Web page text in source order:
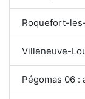
Roquefort-
Villeneuve-
Pégomas 06 :